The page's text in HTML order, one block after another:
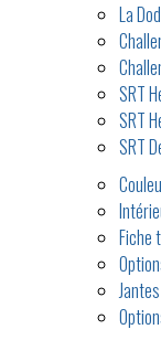
La
SRT
SRT
SRT
Fiche